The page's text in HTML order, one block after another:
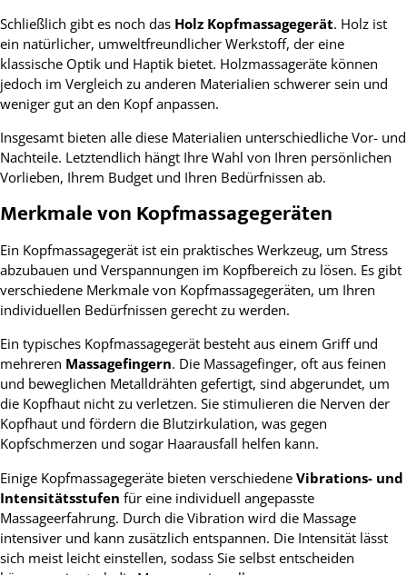
Schließlich gibt es noch das Holz Kopfmassagegerät. Holz ist
ein natürlicher, umweltfreundlicher Werkstoff, der eine
klassische Optik und Haptik bietet. Holzmassageräte können
jedoch im Vergleich zu anderen Materialien schwerer sein und
weniger gut an den Kopf anpassen.
Insgesamt bieten alle diese Materialien unterschiedliche Vor- und
Nachteile. Letztendlich hängt Ihre Wahl von Ihren persönlichen
Vorlieben, Ihrem Budget und Ihren Bedürfnissen ab.
Merkmale von Kopfmassagegeräten
Ein Kopfmassagegerät ist ein praktisches Werkzeug, um Stress
abzubauen und Verspannungen im Kopfbereich zu lösen. Es gibt
verschiedene Merkmale von Kopfmassagegeräten, um Ihren
individuellen Bedürfnissen gerecht zu werden.
Ein typisches Kopfmassagegerät besteht aus einem Griff und
mehreren Massagefingern. Die Massagefinger, oft aus feinen
und beweglichen Metalldrähten gefertigt, sind abgerundet, um
die Kopfhaut nicht zu verletzen. Sie stimulieren die Nerven der
Kopfhaut und fördern die Blutzirkulation, was gegen
Kopfschmerzen und sogar Haarausfall helfen kann.
Einige Kopfmassagegeräte bieten verschiedene Vibrations- und
Intensitätsstufen für eine individuell angepasste
Massageerfahrung. Durch die Vibration wird die Massage
intensiver und kann zusätzlich entspannen. Die Intensität lässt
sich meist leicht einstellen, sodass Sie selbst entscheiden